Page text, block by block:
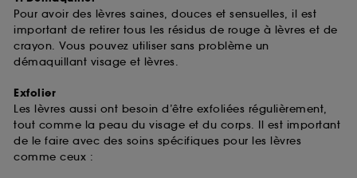
Pour avoir des lèvres saines, douces et sensuelles, il est
important de retirer tous les résidus de rouge à lèvres et de
crayon. Vous pouvez utiliser sans problème un
démaquillant visage et lèvres.
Exfolier
Les lèvres aussi ont besoin d’être exfoliées régulièrement,
tout comme la peau du visage et du corps. Il est important
de le faire avec des soins spécifiques pour les lèvres
comme ceux :